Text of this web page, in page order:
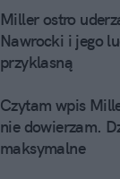
Miller ostro
Nawrocki i jego
przyklasną
Czytam wpis
nie dowierzam.
maksymalne